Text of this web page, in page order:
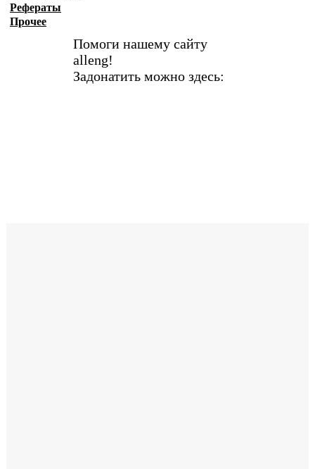
Рефераты
Прочее
Помоги нашему сайту
alleng!
Задонатить можно здесь: